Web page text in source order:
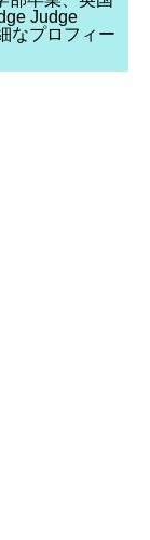
Judge
なプロフィー